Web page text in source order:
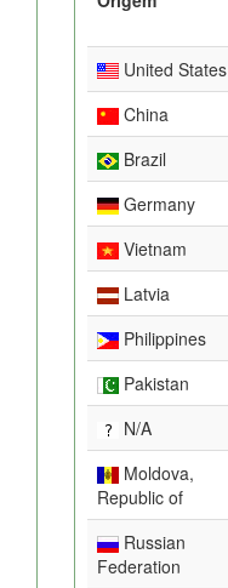
United States
China
Brazil
Germany
Vietnam
Latvia
Philippines
Pakistan
N/A
Moldova,
Republic of
Russian
Federation